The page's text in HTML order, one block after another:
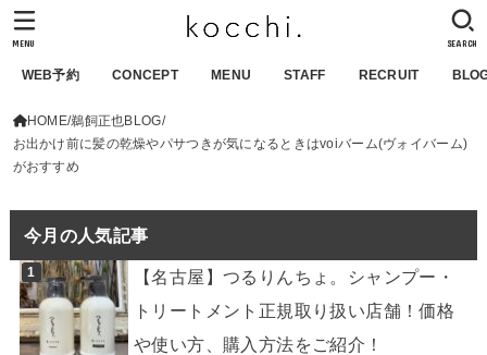
WEB予約 CONCEPT MENU STAFF RECRUIT
SEARCH
MENU
HOME 鵜飼正也BLOG
お出かけ前に髪の乾燥やパサつきが気になるときはvoiバーム(ヴォイバーム)
がおすすめ
今月の人気記事
【名古屋】つるりんちょ。シャンプー・
トリートメント正規取り扱い店舗！価格
や使い方、購入方法をご紹介！